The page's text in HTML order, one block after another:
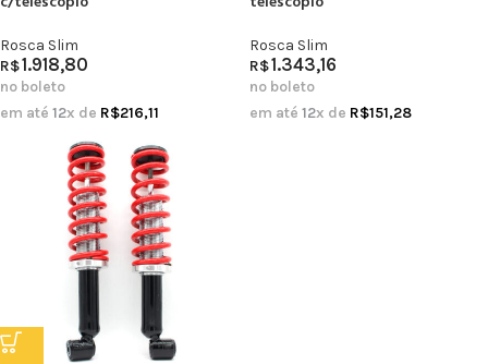
Rosca Slim
R$1.918,80
no boleto
em até 12x de R$216,11
Rosca Slim
R$1.343,16
no boleto
em até 12x de R$151,28